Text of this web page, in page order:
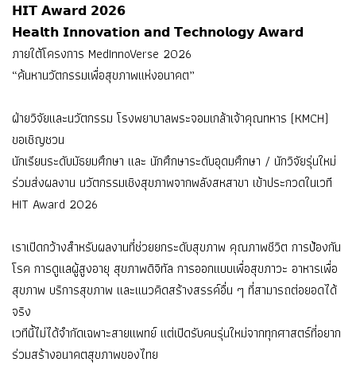
𝗛𝗜𝗧 𝗔𝘄𝗮𝗿𝗱 𝟮𝟬𝟮𝟲
𝗛𝗲𝗮𝗹𝘁𝗵 𝗜𝗻𝗻𝗼𝘃𝗮𝘁𝗶𝗼𝗻 𝗮𝗻𝗱 𝗧𝗲𝗰𝗵𝗻𝗼𝗹𝗼𝗴𝘆 𝗔𝘄𝗮𝗿𝗱
ภายใต้โครงการ MedInnoVerse 2026
“ค้นหานวัตกรรมเพื่อสุขภาพแห่งอนาคต”
ฝ่ายวิจัยและนวัตกรรม โรงพยาบาลพระจอมเกล้าเจ้าคุณทหาร (KMCH)
ขอเชิญชวน
นักเรียนระดับมัธยมศึกษา และ นักศึกษาระดับอุดมศึกษา / นักวิจัยรุ่นใหม่
ร่วมส่งผลงาน นวัตกรรมเชิงสุขภาพจากพลังสหสาขา เข้าประกวดในเวที
HIT Award 2026
เราเปิดกว้างสำหรับผลงานที่ช่วยยกระดับสุขภาพ คุณภาพชีวิต การป้องกัน
โรค การดูแลผู้สูงอายุ สุขภาพดิจิทัล การออกแบบเพื่อสุขภาวะ อาหารเพื่อ
สุขภาพ บริการสุขภาพ และแนวคิดสร้างสรรค์อื่น ๆ ที่สามารถต่อยอดได้
จริง
เวทีนี้ไม่ได้จำกัดเฉพาะสายแพทย์ แต่เปิดรับคนรุ่นใหม่จากทุกศาสตร์ที่อยาก
ร่วมสร้างอนาคตสุขภาพของไทย